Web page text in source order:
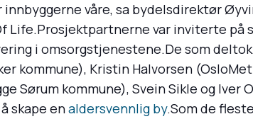
våre, sa bydelsdirektør
Life.Prosjektpartnerne var inviterte på
i omsorgstjenestene.De som
kommune), Kristin Halvorsen
Sørum kommune), Svein Sikle og Iver
skape enaldersvennlig by.Som de